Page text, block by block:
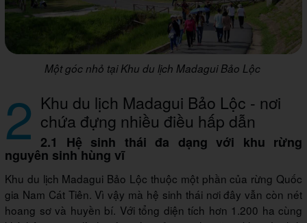
Một góc nhỏ tại Khu du lịch Madagui Bảo Lộc
2 Khu du lịch Madagui Bảo Lộc - nơi
chứa đựng nhiều điều hấp dẫn
2.1 Hệ sinh thái đa dạng với khu rừng
nguyên sinh hùng vĩ
Khu du lịch Madagui Bảo Lộc thuộc một phần của rừng Quốc
gia Nam Cát Tiên. Vì vậy mà hệ sinh thái nơi đây vẫn còn nét
hoang sơ và huyền bí. Với tổng diện tích hơn 1.200 ha cùng